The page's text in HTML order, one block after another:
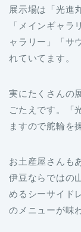
展示場は「光進
「メインギャ
ャラリー」「サ
れていてます。
実にたくさんの
ごたえです。「
ますので舵輪を
お土産屋さんも
伊豆ならではの
めるシーサイド
のメニューが味